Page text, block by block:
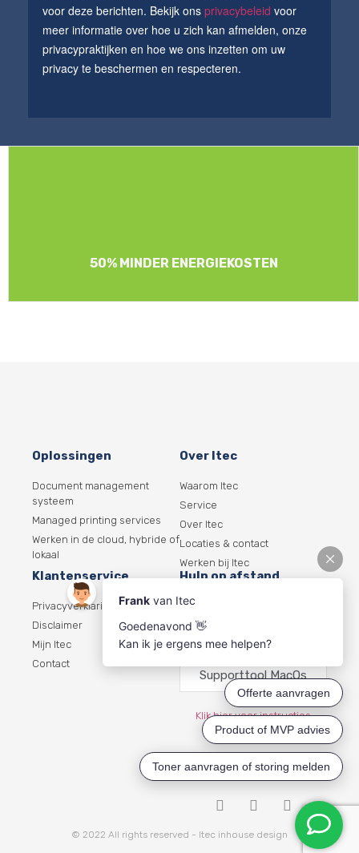
voor deze berichten. Bekijk ons privacybeleid voor
meer informatie over hoe u zich kan afmelden, onze
privacypraktijken en hoe we ons inzetten om uw
privacy te beschermen en respecteren.
50% MINDER ENERGIEKOSTEN
Oplossingen
Document management
systeem
Managed printing services
Werken in de cloud, hybride of
lokaal
Over Itec
Waarom Itec
Service
Over Itec
Locaties & contact
Werken bij Itec
Klantenservice
Privacyverklaring
Disclaimer
Mijn Itec
Contact
Hulp op afstand
Supporttool MacOs
Klik hier voor instructies
supporttool
© 2022 All rights reserved - Itec inhouse design